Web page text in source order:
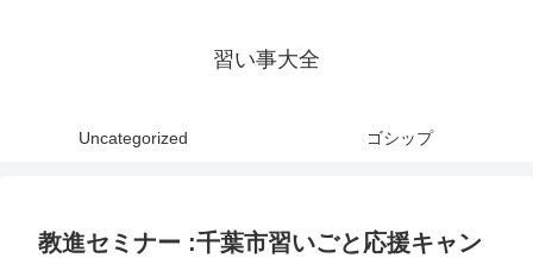
習い事大全
Uncategorized ゴシップ
教進セミナー :千葉市習いごと応援キャン